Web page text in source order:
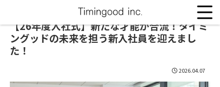
【26年度入社式】新たな才能が合流！タイミ
ングッドの未来を担う新入社員を迎えまし
た！
2026.04.07